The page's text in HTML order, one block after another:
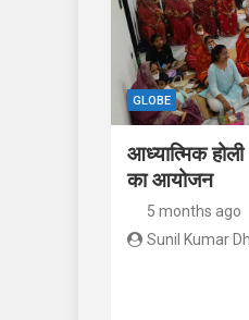
GLOBE
आध्यात्मिक
का आयोजन
5 months ago
Sunil Kumar